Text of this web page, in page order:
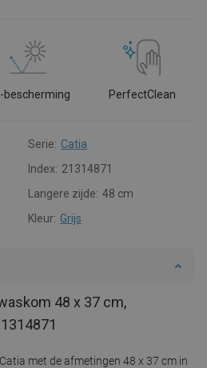
bescherming PerfectClean
Serie: Catia
Index: 21314871
Langere zijde: 48 cm
Kleur: Grijs
48 x 37 cm,
met de afmetingen 48 x 37 cm in